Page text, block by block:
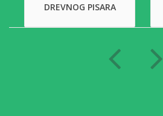
DREVNOG PISARA